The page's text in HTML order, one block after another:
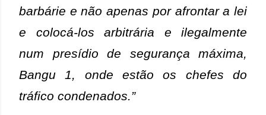
barbárie e não apenas por afrontar a lei
e colocá-los arbitrária e ilegalmente
num presídio de segurança máxima,
Bangu 1, onde estão os chefes do
tráfico condenados.”